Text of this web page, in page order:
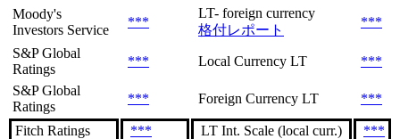
Moody's
Investors Service
***
LT- foreign currency
格付レポート
***
S&P Global
Ratings
*** Local Currency LT
***
S&P Global
Ratings
*** Foreign Currency LT ***
Fitch Ratings *** LT Int. Scale (local curr.) ***